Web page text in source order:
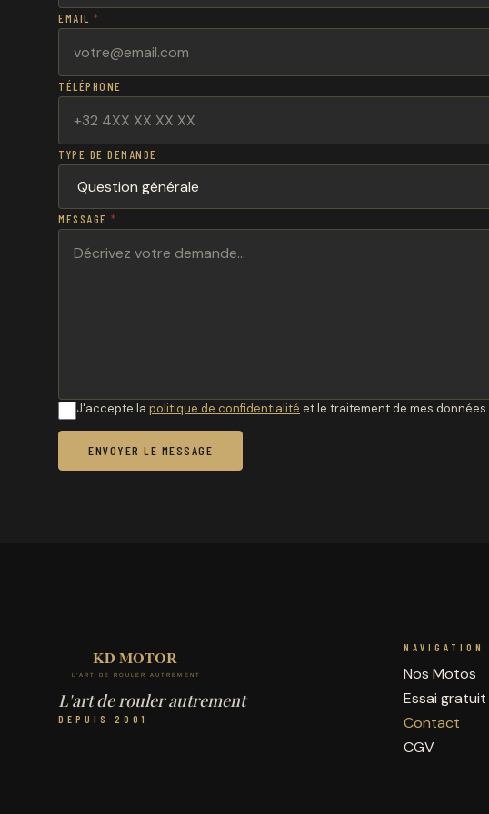
EMAIL *
TÉLÉPHONE
TYPE DE DEMANDE
MESSAGE *
J'accepte la politique de confidentialité et le traitement de mes données.
ENVOYER LE MESSAGE
L'art de rouler autrement
DEPUIS 2001
NAVIGATION
Nos Motos
Essai gratuit
Contact
CGV